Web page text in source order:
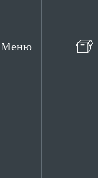
Меню